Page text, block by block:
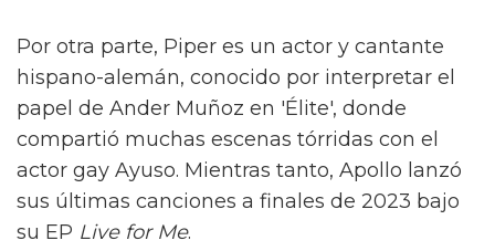
Por otra parte, Piper es un actor y cantante
hispano-alemán, conocido por interpretar el
papel de Ander Muñoz en 'Élite', donde
compartió muchas escenas tórridas con el
actor gay Ayuso. Mientras tanto, Apollo lanzó
sus últimas canciones a finales de 2023 bajo
su EP Live for Me.